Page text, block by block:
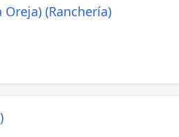
Oreja) (Ranchería)